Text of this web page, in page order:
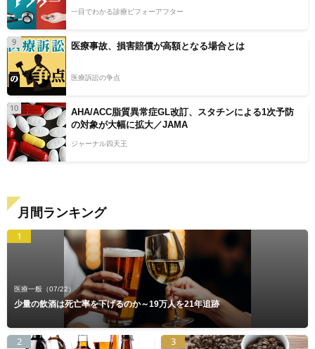
一目でわかる診療ビフォーアフター
9 医療事故、損害賠償が高額となる場合とは
医療訴訟の争点
10
AHA/ACC脂質異常症GL改訂、スタチンによる1次予防
の対象が大幅に拡大／JAMA
ジャーナル四天王
月間ランキング
1
医療一般 （07/22）
少量の飲酒は死亡率を下げるのか～19万人を21年追跡
2 3